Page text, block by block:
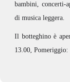
bambini, concerti-
di musica leggera.
Il botteghino è
13.00, Pomeriggio: